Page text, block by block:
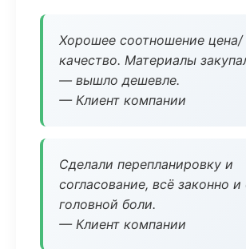
Хорошее соотношение цена/
качество. Материалы
— вышло дешевле.
— Клиент компании
Сделали перепланировку и
согласование, всё законно и
головной боли.
— Клиент компании